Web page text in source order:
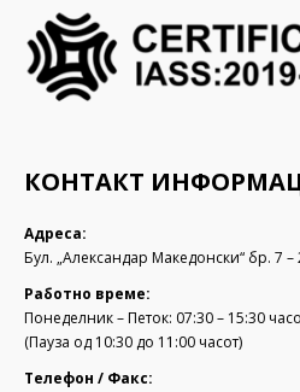
КОНТАКТ
Адреса:
Бул. „Александар Македонски“ бр. 7
Работно време:
Понеделник – Петок: 07:30 – 15:30
(Пауза од 10:30 до 11:00 часот)
Телефон / Факс: